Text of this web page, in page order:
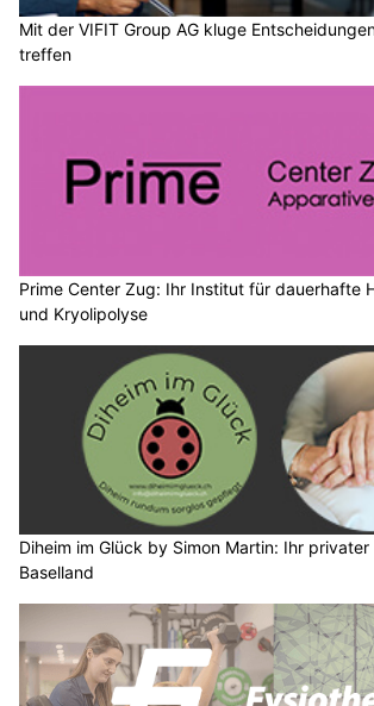
Mit der VIFIT Group AG kluge
treffen
Prime Center Zug: Ihr Institut für dauerhafte
und Kryolipolyse
Diheim im Glück by Simon Martin: Ihr
Baselland